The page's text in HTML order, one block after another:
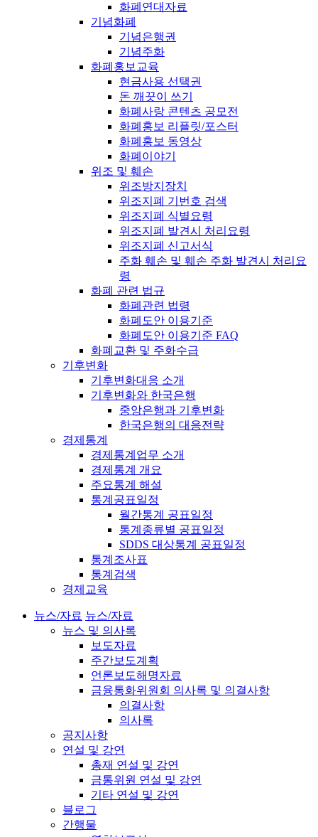
화폐연대자료
기념화폐
기념은행권
기념주화
화폐홍보교육
현금사용 선택권
돈 깨끗이 쓰기
화폐사랑 콘텐츠 공모전
화폐홍보 리플릿/포스터
화폐홍보 동영상
화폐이야기
위조 및 훼손
위조방지장치
위조지폐 기번호 검색
위조지폐 식별요령
위조지폐 발견시 처리요령
위조지폐 신고서식
주화 훼손 및 훼손 주화 발견시 처리요
령
화폐 관련 법규
화폐관련 법령
화폐도안 이용기준
화폐도안 이용기준 FAQ
화폐교환 및 주화수급
기후변화
기후변화대응 소개
기후변화와 한국은행
중앙은행과 기후변화
한국은행의 대응전략
경제통계
경제통계업무 소개
경제통계 개요
주요통계 해설
통계공표일정
월간통계 공표일정
통계종류별 공표일정
SDDS 대상통계 공표일정
통계조사표
통계검색
경제교육
뉴스/자료 뉴스/자료
뉴스 및 의사록
보도자료
주간보도계획
언론보도해명자료
금융통화위원회 의사록 및 의결사항
의결사항
의사록
공지사항
연설 및 강연
총재 연설 및 강연
금통위원 연설 및 강연
기타 연설 및 강연
블로그
간행물